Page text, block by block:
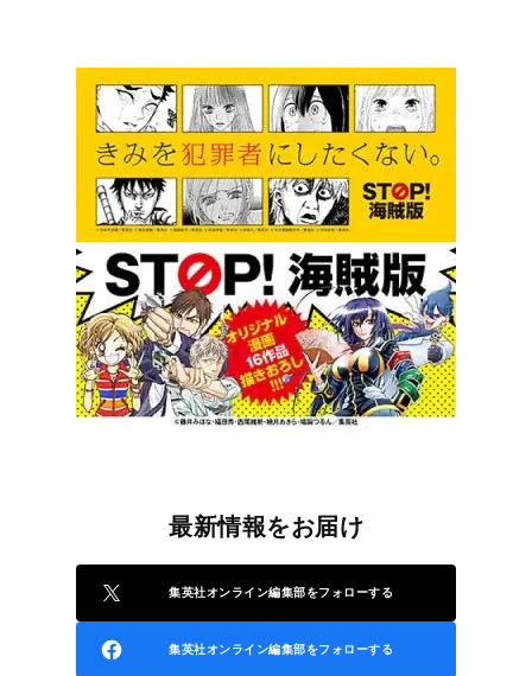
最新情報をお届け
集英社オンライン編集部をフォローする
集英社オンライン編集部をフォローする